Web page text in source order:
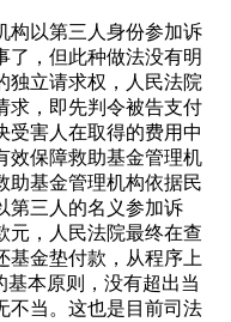
构以第三人身份参加诉
了，但此种做法没有明
独立请求权，人民法院
求，即先判令被告支付
受害人在取得的费用中
效保障救助基金管理机
助基金管理机构依据民
第三人的名义参加诉
元，人民法院最终在查
基金垫付款，从程序上
基本原则，没有超出当
不当。这也是目前司法